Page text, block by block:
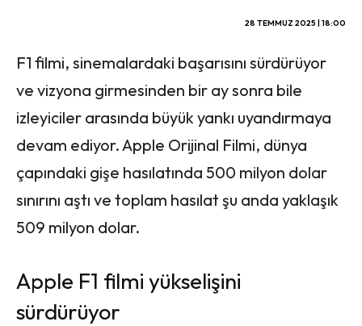
28 TEMMUZ 2025 | 18:00
F1 filmi, sinemalardaki başarısını sürdürüyor
ve vizyona girmesinden bir ay sonra bile
izleyiciler arasında büyük yankı uyandırmaya
devam ediyor. Apple Orijinal Filmi, dünya
çapındaki gişe hasılatında 500 milyon dolar
sınırını aştı ve toplam hasılat şu anda yaklaşık
509 milyon dolar.
Apple F1 filmi yükselişini
sürdürüyor